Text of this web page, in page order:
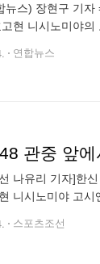
스) 장현구 기자 = 일
현 니시노미야
연합뉴스
관중 앞
나유리 기자]한
니시노미야 고시
스포츠조선